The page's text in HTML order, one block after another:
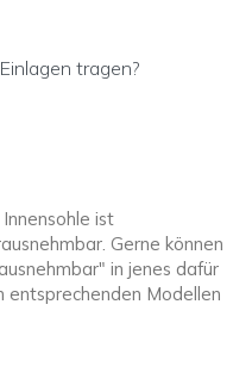
tragen?
ist
Gerne können
in jenes dafür
entsprechenden Modellen